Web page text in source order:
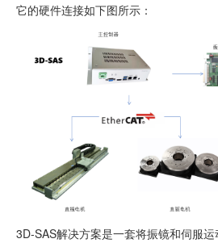
它的硬件连接如下图所示：
3D-SAS解决方案是一套将振镜和伺服